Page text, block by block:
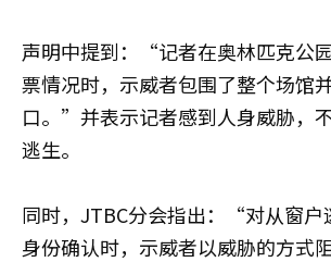
声明中提到：“记者在奥林匹克公
票情况时，示威者包围了整个场馆
口。”并表示记者感到人身威胁，
逃生。
同时，JTBC分会指出：“对从窗户
身份确认时，示威者以威胁的方式